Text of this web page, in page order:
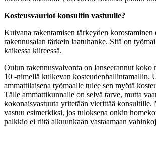
Kosteusvauriot konsultin vastuulle?
Kuivana rakentamisen tärkeyden korostaminen
rakennusalan tärkein laatuhanke. Sitä on
kaikessa kiireessä.
Oulun rakennusvalvonta on lanseerannut koko
10 -nimellä kulkevan kosteudenhallintamallin.
ammattilaisena työmaalle tulee sen myötä
Tälle ammattikunnalle on selvä tarve, mutta
kokonaisvastuuta yritetään vierittää konsultille.
vastuu esimerkiksi, jos tuloksena onkin
palkkio ei riitä alkuunkaan vastaamaan